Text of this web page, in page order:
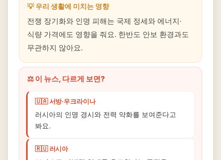
💡 우리 생활에 미치는 영향
전쟁 장기화와 인명 피해는 국제 정세와 에너지·
식량 가격에도 영향을 줘요. 한반도 안보 환경과도
무관하지 않아요.
⚖️ 이 뉴스, 다르게 보면?
🇺🇦 서방·우크라이나
러시아의 인명 경시와 전력 약화를 보여준다고
봐요.
🇷🇺 러시아